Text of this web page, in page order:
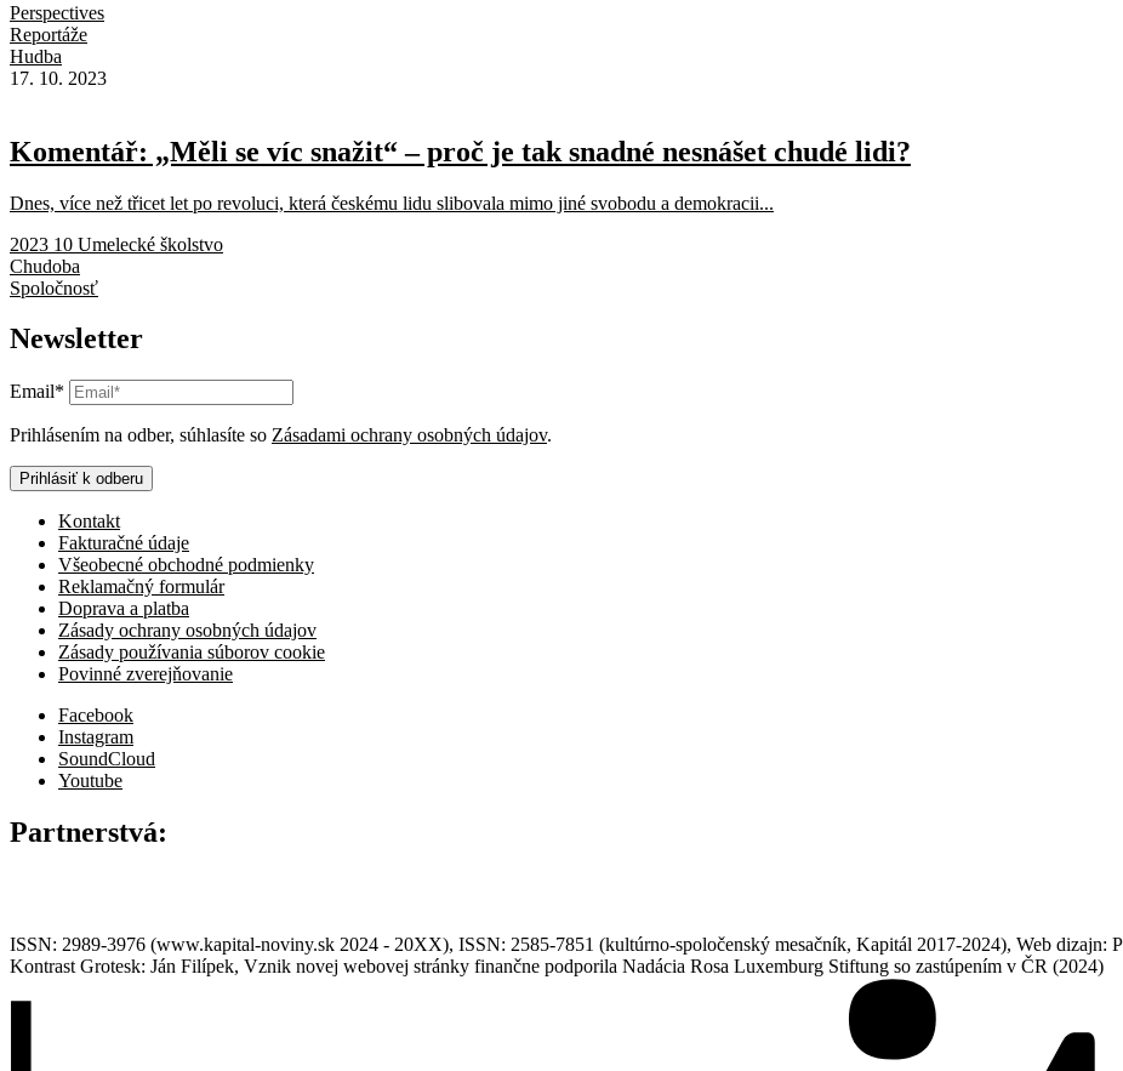
Perspectives
Reportáže
Hudba
17. 10. 2023
Komentář: „Měli se víc snažit“ – proč je tak snadné nesnášet chudé lidi?
Dnes, více než třicet let po revoluci, která českému lidu slibovala mimo jiné svobodu a demokracii...
2023 10 Umelecké školstvo
Chudoba
Spoločnosť
Newsletter
Email*
Prihlásením na odber, súhlasíte so Zásadami ochrany osobných údajov.
Prihlásiť k odberu
Kontakt
Fakturačné údaje
Všeobecné obchodné podmienky
Reklamačný formulár
Doprava a platba
Zásady ochrany osobných údajov
Zásady používania súborov cookie
Povinné zverejňovanie
Facebook
Instagram
SoundCloud
Youtube
Partnerstvá:
ISSN: 2989-3976 (www.kapital-noviny.sk 2024 - 20XX), ISSN: 2585-7851 (kultúrno-spoločenský mesačník, Kapitál 2017-2024), Web dizajn:
Kontrast Grotesk: Ján Filípek, Vznik novej webovej stránky finančne podporila Nadácia Rosa Luxemburg Stiftung so zastúpením v ČR (2024)